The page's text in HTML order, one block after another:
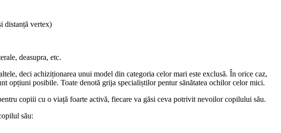
distanță vertex)
deasupra, etc.
deci achiziționarea unui model din categoria celor mari este exclusă. În orice caz,
opțiuni posibile. Toate denotă grija specialiștilor pentur sănătatea ochilor celor mici.
copiii cu o viață foarte activă, fiecare va găsi ceva potrivit nevoilor copilului său.
său: